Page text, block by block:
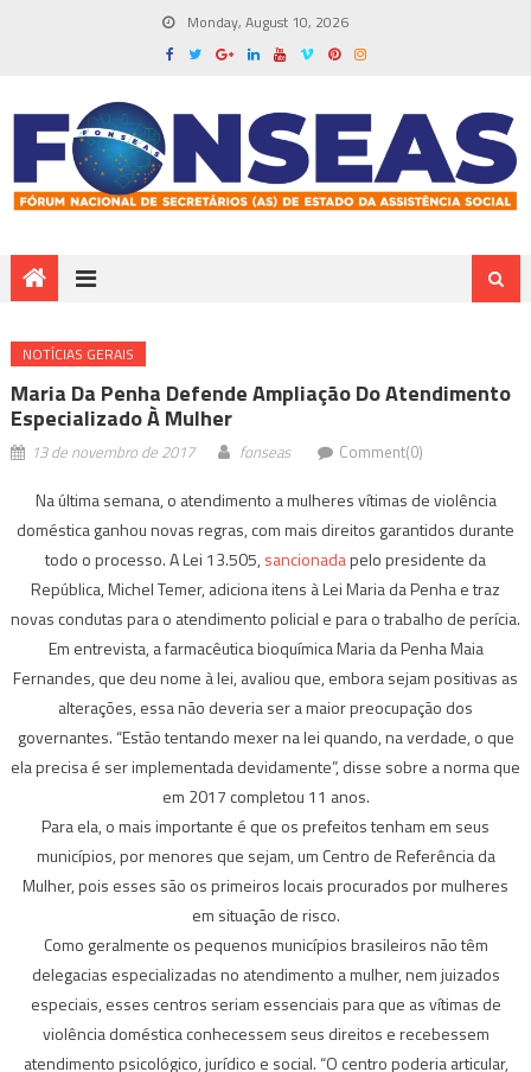
Monday, August 10, 2026
NOTÍ­CIAS GERAIS
Maria Da Penha Defende Ampliação Do Atendimento
Especializado À Mulher
13 de novembro de 2017 fonseas Comment(0)
Na última semana, o atendimento a mulheres vítimas de violência
doméstica ganhou novas regras, com mais direitos garantidos durante
todo o processo. A Lei 13.505,sancionadapelo presidente da
República, Michel Temer, adiciona itens à Lei Maria da Penha e traz
novas condutas para o atendimento policial e para o trabalho de perícia.
Em entrevista, a farmacêutica bioquímica Maria da Penha Maia
Fernandes, que deu nome à lei, avaliou que, embora sejam positivas as
alterações, essa não deveria ser a maior preocupação dos
governantes. “Estão tentando mexer na lei quando, na verdade, o que
ela precisa é ser implementada devidamente”, disse sobre a norma que
em 2017 completou 11 anos.
Para ela, o mais importante é que os prefeitos tenham em seus
municípios, por menores que sejam, um Centro de Referência da
Mulher, pois esses são os primeiros locais procurados por mulheres
em situação de risco.
Como geralmente os pequenos municípios brasileiros não têm
delegacias especializadas no atendimento a mulher, nem juizados
especiais, esses centros seriam essenciais para que as vítimas de
violência doméstica conhecessem seus direitos e recebessem
atendimento psicológico, jurídico e social. “O centro poderia articular,